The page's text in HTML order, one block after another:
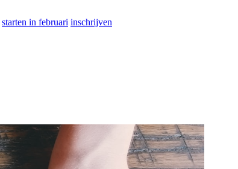
starten in februari inschrijven